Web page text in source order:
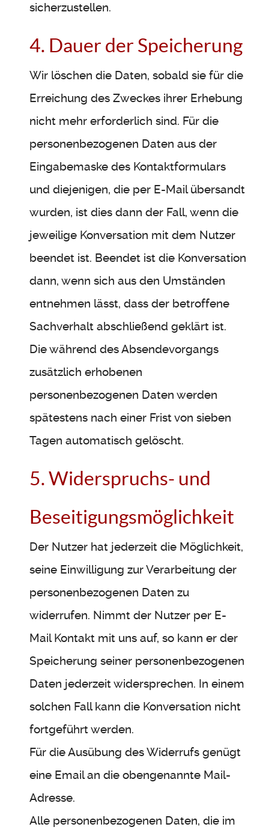
sicherzustellen.
4. Dauer der Speicherung
Wir löschen die Daten, sobald sie für die
Erreichung des Zweckes ihrer Erhebung
nicht mehr erforderlich sind. Für die
personenbezogenen Daten aus der
Eingabemaske des Kontaktformulars
und diejenigen, die per E-Mail übersandt
wurden, ist dies dann der Fall, wenn die
jeweilige Konversation mit dem Nutzer
beendet ist. Beendet ist die Konversation
dann, wenn sich aus den Umständen
entnehmen lässt, dass der betroffene
Sachverhalt abschließend geklärt ist.
Die während des Absendevorgangs
zusätzlich erhobenen
personenbezogenen Daten werden
spätestens nach einer Frist von sieben
Tagen automatisch gelöscht.
5. Widerspruchs- und
Beseitigungsmöglichkeit
Der Nutzer hat jederzeit die Möglichkeit,
seine Einwilligung zur Verarbeitung der
personenbezogenen Daten zu
widerrufen. Nimmt der Nutzer per E-
Mail Kontakt mit uns auf, so kann er der
Speicherung seiner personenbezogenen
Daten jederzeit widersprechen. In einem
solchen Fall kann die Konversation nicht
fortgeführt werden.
Für die Ausübung des Widerrufs genügt
eine Email an die obengenannte Mail-
Adresse.
Alle personenbezogenen Daten, die im